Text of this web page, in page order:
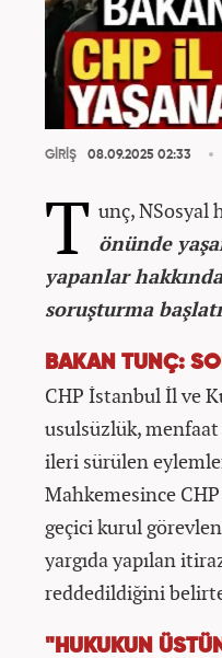
GİRİŞ 08.09.2025 02:33
T unç, NSosyal
önünde
yapanlar
soruşturma
BAKAN TUNÇ:
CHP İstanbul İl ve
usulsüzlük,
ileri sürülen
Mahkemesince
geçici kurul
yargıda yapılan
reddedildiğini
"HUKUKUN